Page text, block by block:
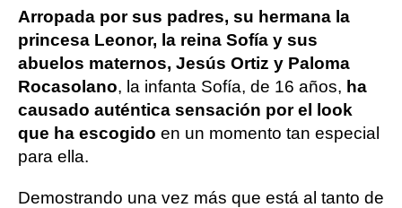
Arropada por sus padres, su hermana la
princesa Leonor, la reina Sofía y sus
abuelos maternos, Jesús Ortiz y Paloma
Rocasolano, la infanta Sofía, de 16 años, ha
causado auténtica sensación por el look
que ha escogido en un momento tan especial
para ella.
Demostrando una vez más que está al tanto de